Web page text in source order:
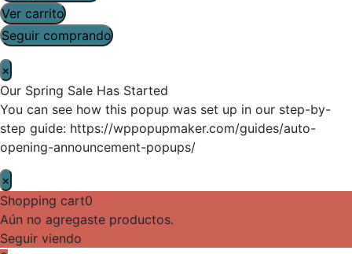
Ver carrito
Seguir comprando
×
Our Spring Sale Has Started
You can see how this popup was set up in our step-by-
step guide: https://wppopupmaker.com/guides/auto-
opening-announcement-popups/
×
Shopping cart0
Aún no agregaste productos.
Seguir viendo